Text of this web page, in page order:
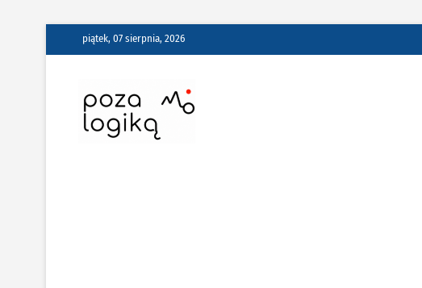
piątek, 07 sierpnia, 2026
Poza Logiką –